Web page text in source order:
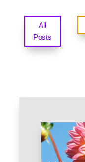
All
Posts